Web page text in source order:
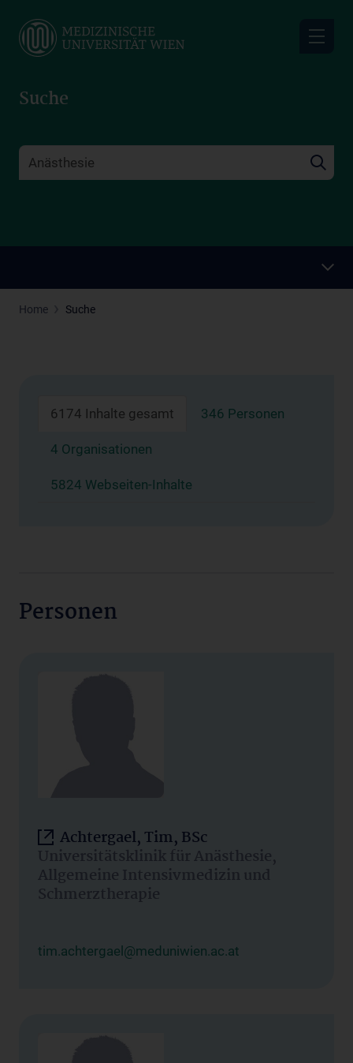
main
Suche
Home Suche
6174 Inhalte gesamt 346 Personen
4 Organisationen
5824 Webseiten-Inhalte
Personen
Achtergael, Tim, BSc
Universitätsklinik für Anästhesie,
Allgemeine Intensivmedizin und
Schmerztherapie
tim.achtergael@meduniwien.ac.at